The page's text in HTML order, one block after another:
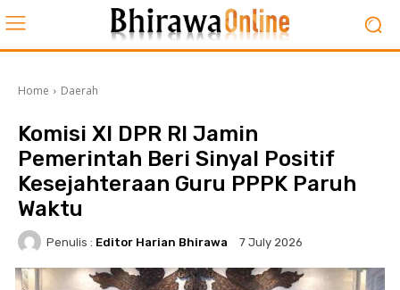
Home Daerah
Komisi XI DPR RI Jamin
Pemerintah Beri Sinyal Positif
Kesejahteraan Guru PPPK Paruh
Waktu
Penulis : Editor Harian Bhirawa 7 July 2026